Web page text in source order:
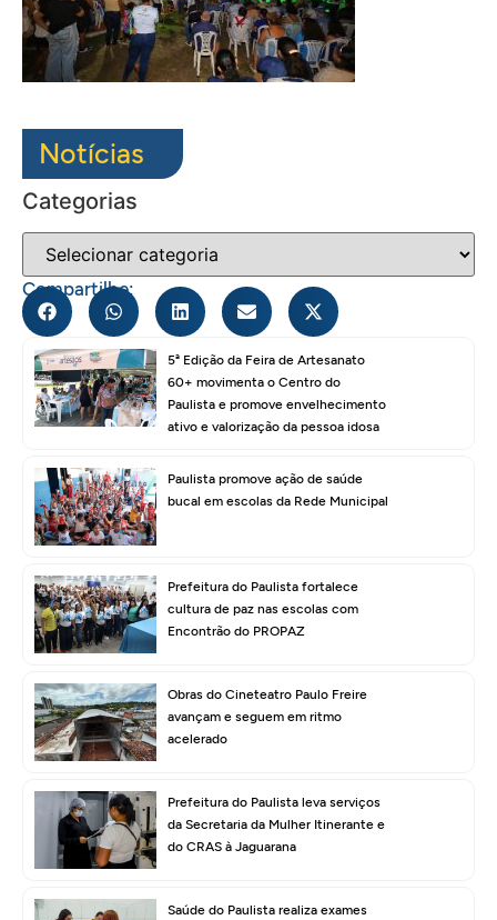
Notícias
Categorias
Compartilhe:
5ª Edição da Feira de Artesanato
60+ movimenta o Centro do
Paulista e promove envelhecimento
ativo e valorização da pessoa idosa
Paulista promove ação de saúde
bucal em escolas da Rede Municipal
Prefeitura do Paulista fortalece
cultura de paz nas escolas com
Encontrão do PROPAZ
Obras do Cineteatro Paulo Freire
avançam e seguem em ritmo
acelerado
Prefeitura do Paulista leva serviços
da Secretaria da Mulher Itinerante e
do CRAS à Jaguarana
Saúde do Paulista realiza exames